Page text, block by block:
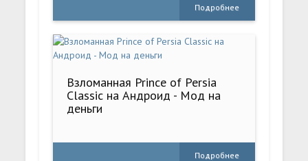
Подробнее
Взломанная Prince of Persia
Classic на Андроид - Мод на
деньги
Подробнее